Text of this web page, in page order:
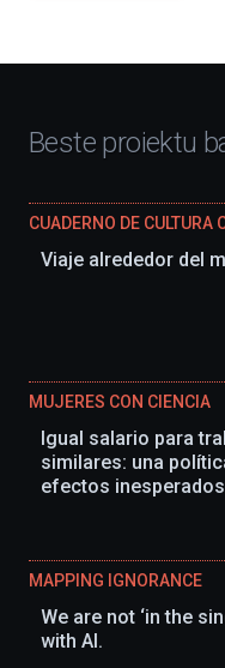
Beste proiektu
CUADERNO DE CULTURA
Viaje alrededor del
MUJERES CON CIENCIA
Igual salario para
similares: una
efectos inesperados
MAPPING IGNORANCE
We are not ‘in the
with AI.